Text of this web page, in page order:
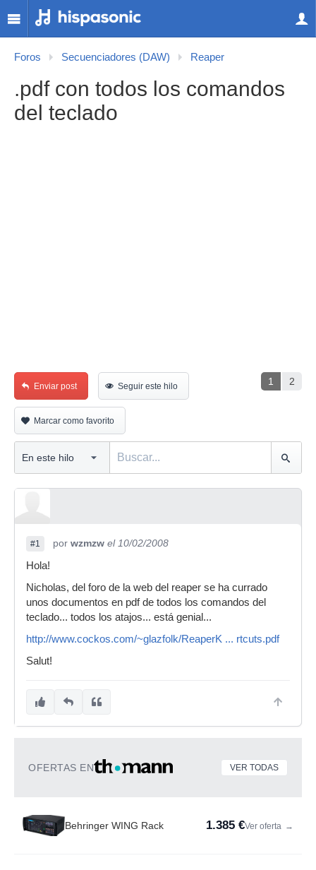
Foros Secuenciadores (DAW) Reaper
.pdf con todos los comandos
del teclado
1 2
Enviar post Seguir este hilo
Marcar como favorito
#1 por wzmzw el 10/02/2008
Hola!
Nicholas, del foro de la web del reaper se ha currado
unos documentos en pdf de todos los comandos del
teclado... todos los atajos... está genial...
http://www.cockos.com/~glazfolk/ReaperK ... rtcuts.pdf
Salut!
OFERTAS EN VER TODAS
Behringer WING Rack 1.385 €Ver oferta →